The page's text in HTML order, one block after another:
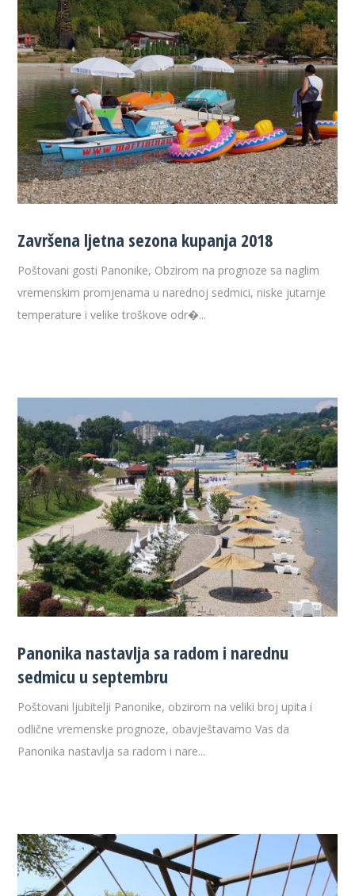
Završena ljetna sezona kupanja 2018
Poštovani gosti Panonike, Obzirom na prognoze sa naglim
vremenskim promjenama u narednoj sedmici, niske jutarnje
temperature i velike troškove odr�...
Panonika nastavlja sa radom i narednu
sedmicu u septembru
Poštovani ljubitelji Panonike, obzirom na veliki broj upita i
odlične vremenske prognoze, obavještavamo Vas da
Panonika nastavlja sa radom i nare...